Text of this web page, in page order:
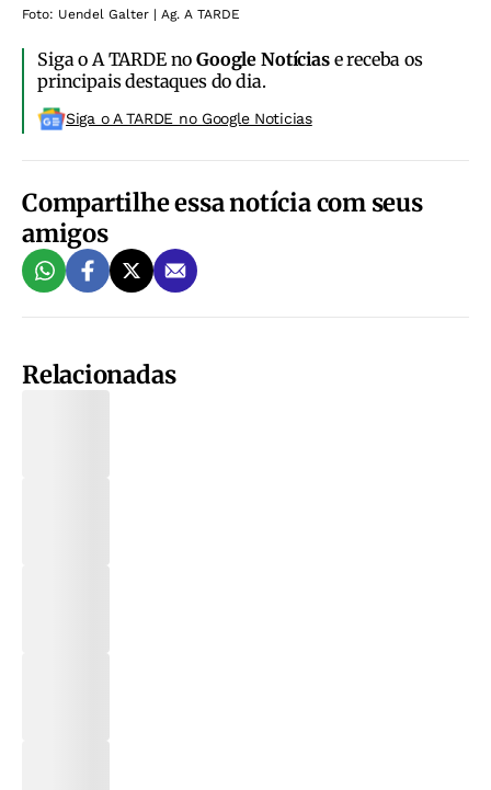
Foto: Uendel Galter | Ag. A TARDE
Siga o A TARDE noGoogle Notíciase receba os
principais destaques do dia.
Siga o A TARDE no Google Noticias
Compartilhe essa notícia com seus
amigos
Relacionadas